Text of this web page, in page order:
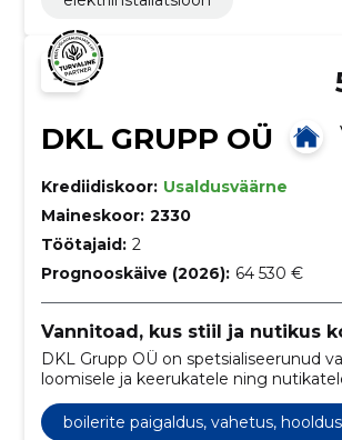
DKL GRUPP OÜ
Krediidiskoor: Usaldusväärne
Maineskoor: 2330
Töötajaid: 2
Prognooskäive (2026): 64 530 €
Vannitoad, kus stiil ja nutikus
DKL Grupp OÜ on spetsialiseerunud
loomisele ja keerukatele ning
remondilahendustele.
boilerite paigaldus, vahetus,